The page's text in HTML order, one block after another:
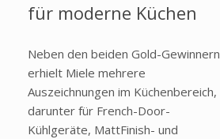
für moderne Küchen
Neben den beiden Gold-Gewinnern
erhielt Miele mehrere
Auszeichnungen im Küchenbereich,
darunter für French-Door-
Kühlgeräte, MattFinish- und